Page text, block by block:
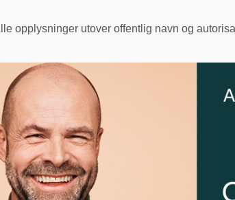
opplysninger utover offentlig navn og